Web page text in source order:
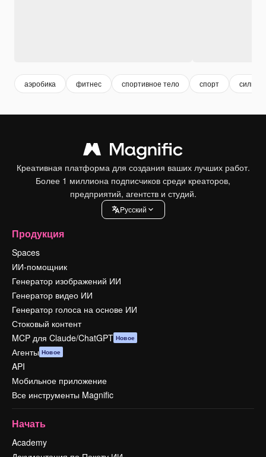
аэробика фитнес спортивное тело спорт
Креативная платформа для создания ваших лучших работ.
Более 1 миллиона подписчиков среди креаторов,
предприятий, агентств и студий.
Pусский
Продукция
Spaces
ИИ-помощник
Генератор изображений ИИ
Генератор видео ИИ
Генератор голоса на основе ИИ
Стоковый контент
MCP для Claude/ChatGPT Новое
Агенты Новое
API
Мобильное приложение
Все инструменты Magnific
Начать
Academy